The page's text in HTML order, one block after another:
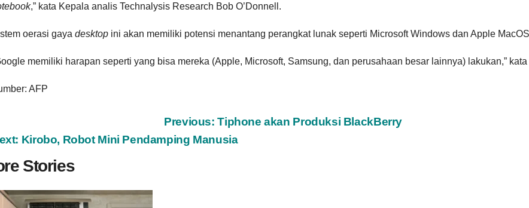
,” kata Kepala analis Technalysis Research Bob O’Donnell.
oerasi gaya desktop ini akan memiliki potensi menantang perangkat lunak seperti Microsoft Windows dan Apple
memiliki harapan seperti yang bisa mereka (Apple, Microsoft, Samsung, dan perusahaan besar lainnya) lakukan,”
AFP
Previous:Tiphone akan Produksi BlackBerry
Kirobo, Robot Mini Pendamping Manusia
Stories